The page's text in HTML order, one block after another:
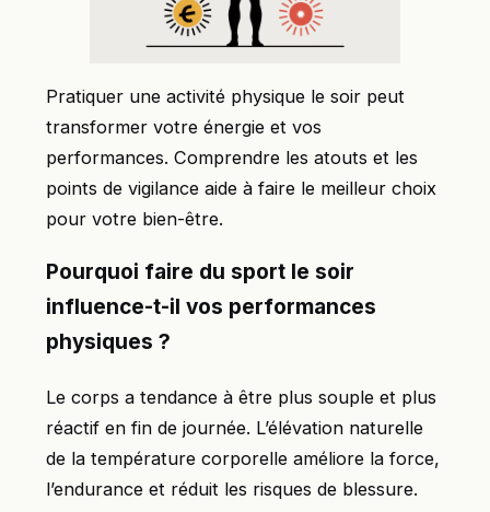
Pratiquer une activité physique le soir peut
transformer votre énergie et vos
performances. Comprendre les atouts et les
points de vigilance aide à faire le meilleur choix
pour votre bien-être.
Pourquoi faire du sport le soir
influence-t-il vos performances
physiques ?
Le corps a tendance à être plus souple et plus
réactif en fin de journée. L’élévation naturelle
de la température corporelle améliore la force,
l’endurance et réduit les risques de blessure.